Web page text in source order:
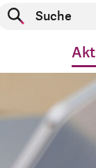
Suche starten